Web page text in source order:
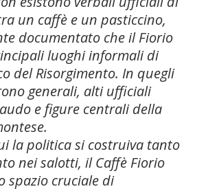
un caffè e un pasticcino,
documentato che il Fiorio
luoghi informali di
del Risorgimento. In quegli
generali, alti ufficiali
e figure centrali della
la politica si costruiva tanto
nei salotti, il Caffè Fiorio
spazio cruciale di